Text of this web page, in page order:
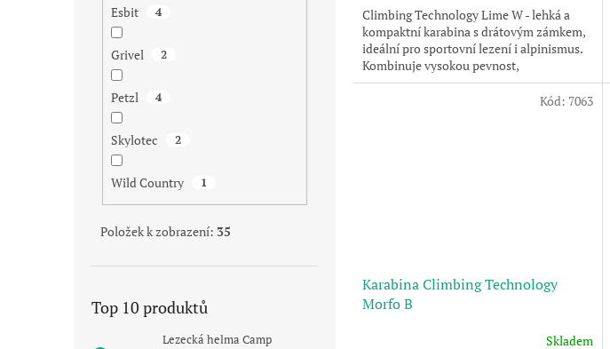
Esbit 4
Grivel 2
Petzl 4
Skylotec 2
Wild Country 1
Položek k zobrazení: 35
Top 10 produktů
Lezecká helma Camp
Climbing Technology Lime W - lehká a
kompaktní karabina s drátovým zámkem,
ideální pro sportovní lezení i alpinismus.
Kombinuje vysokou pevnost,
jednoduchost a spolehlivost.
Karabina Climbing Technology
Morfo B
Skladem
Kód: 7063